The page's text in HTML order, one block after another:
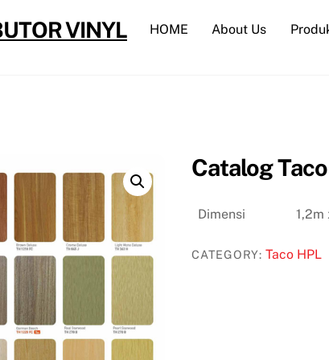
VINYL HOME About Us
Catalog
Dimensi 1,2m
CATEGORY:Taco HPL